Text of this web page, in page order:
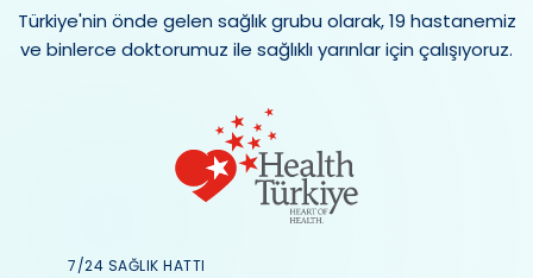
Türkiye'nin önde gelen sağlık grubu olarak, 19 hastanemiz
ve binlerce doktorumuz ile sağlıklı yarınlar için çalışıyoruz.
7/24 SAĞLIK HATTI